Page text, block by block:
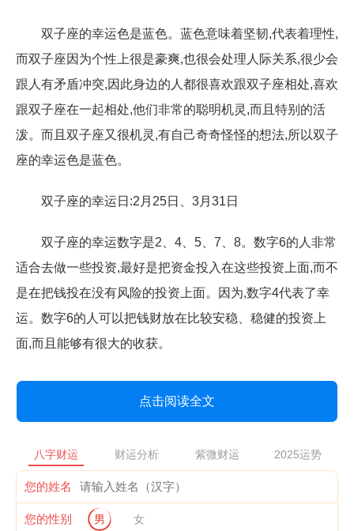
双子座的幸运色是蓝色。蓝色意味着坚韧,代表着理性,
而双子座因为个性上很是豪爽,也很会处理人际关系,很少会
跟人有矛盾冲突,因此身边的人都很喜欢跟双子座相处,喜欢
跟双子座在一起相处,他们非常的聪明机灵,而且特别的活
泼。而且双子座又很机灵,有自己奇奇怪怪的想法,所以双子
座的幸运色是蓝色。
双子座的幸运日:2月25日、3月31日
双子座的幸运数字是2、4、5、7、8。数字6的人非常
适合去做一些投资,最好是把资金投入在这些投资上面,而不
是在把钱投在没有风险的投资上面。因为,数字4代表了幸
运。数字6的人可以把钱财放在比较安稳、稳健的投资上
面,而且能够有很大的收获。
点击阅读全文
八字财运 财运分析 紫微财运 2025运势
您的姓名
您的性别 男 女